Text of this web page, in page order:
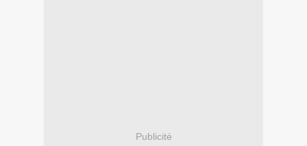
Publicité